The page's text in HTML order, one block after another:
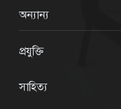
অন্যান্য
প্রযুক্তি
সাহিত্য